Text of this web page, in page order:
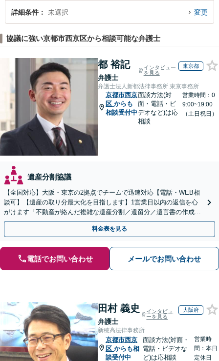
詳細条件 未選択 変更
協議に強い京都市西京区から相談可能な弁護士
都 裕記
弁護士
インタビュー
を見る
東京都
弁護士法人新都法律事務所 東京事務所
京都市西京
区 からも
相談受付中
面談方法(対
面・電話・ビ
デオなど)は応
相談
営業時間：0
9:00~19:00
（土日祝日）
遺産分割協議
【全国対応】大阪・東京の2拠点でチームで迅速対応【電話・WEB相
談可】【遺産の取り分最大化を目指します】1営業日以内の返信を心
がけます「不動産が絡んだ複雑な遺産分割／遺留分／遺言書の作成・
執行／事業承継など、お任せください」【休日相談あり】
料金表を見る
電話でお問い合わせ メールでお問い合わせ
田村 義史
弁護士
インタビュ
ーを見る
大阪府
新穂高法律事務所
京都市西京
区 からも相
談受付中
面談方法(対面・
電話・ビデオな
ど)は応相談
営業時
間：本日
定休日